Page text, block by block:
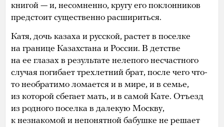
книгой — и, несомненно, кругу его поклонников
предстоит существенно расшириться.
Катя, дочь казаха и русской, растет в поселке
на границе Казахстана и России. В детстве
на ее глазах в результате нелепого несчастного
случая погибает трехлетний брат, после чего что-
то необратимо ломается и в мире, и в семье,
из которой сбегает мать, и в самой Кате. Отъезд
из родного поселка в далекую Москву,
к незнакомой и непонятной бабушке не решает